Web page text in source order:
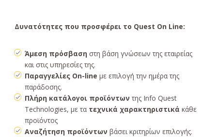
Δυνατότητες που προσφέρει το Quest On Line:
Άμεση πρόσβαση στη βάση γνώσεων της εταιρείας
και στις υπηρεσίες της.
Παραγγελίες On-line με επιλογή την ημέρα της
παράδοσης.
Πλήρη κατάλογοι προϊόντων της Info Quest
Technologies, με τα τεχνικά χαρακτηριστικά κάθε
προϊόντος
Αναζήτηση προϊόντων βάσει κριτηρίων επιλογής.